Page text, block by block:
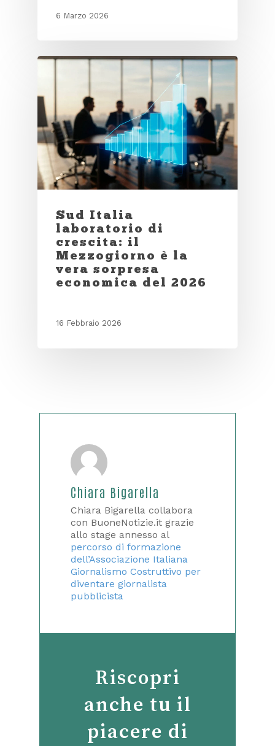
6 Marzo 2026
Sud Italia
laboratorio di
crescita: il
Mezzogiorno è la
vera sorpresa
economica del 2026
16 Febbraio 2026
Chiara Bigarella
Chiara Bigarella collabora
con BuoneNotizie.it grazie
allo stage annesso al
percorso di formazione
dell’Associazione Italiana
Giornalismo Costruttivo per
diventare giornalista
pubblicista
Riscopri
anche tu il
piacere di